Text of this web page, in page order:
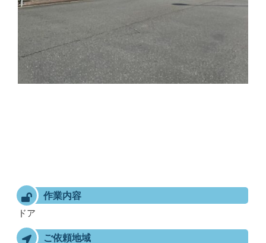
作業内容
ドア
ご依頼地域